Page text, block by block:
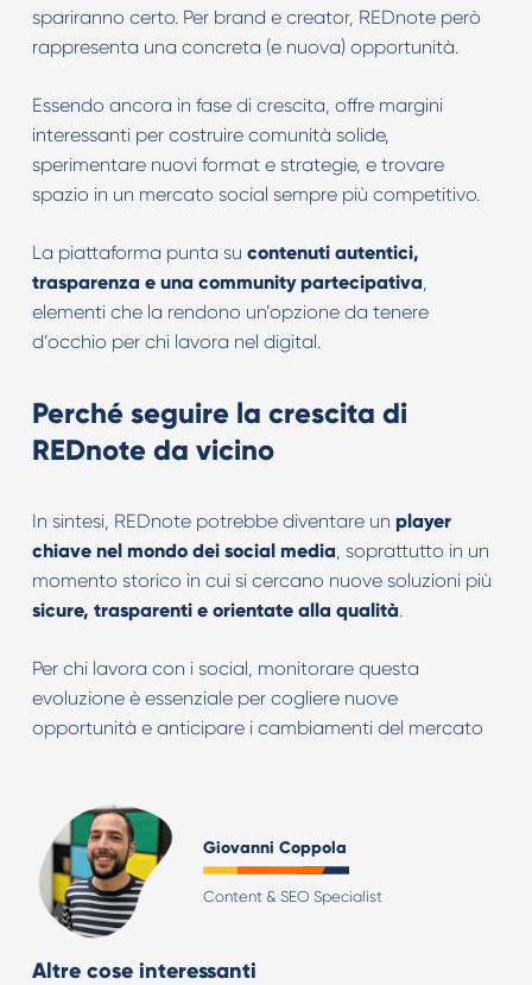
spariranno certo. Per brand e creator, REDnote però
rappresenta una concreta (e nuova) opportunità.
Essendo ancora in fase di crescita, offre margini
interessanti per costruire comunità solide,
sperimentare nuovi format e strategie, e trovare
spazio in un mercato social sempre più competitivo.
La piattaforma punta su contenuti autentici,
trasparenza e una community partecipativa,
elementi che la rendono un’opzione da tenere
d’occhio per chi lavora nel digital.
Perché seguire la crescita di
REDnote da vicino
In sintesi, REDnote potrebbe diventare un player
chiave nel mondo dei social media, soprattutto in un
momento storico in cui si cercano nuove soluzioni più
sicure, trasparenti e orientate alla qualità.
Per chi lavora con i social, monitorare questa
evoluzione è essenziale per cogliere nuove
opportunità e anticipare i cambiamenti del mercato
Giovanni Coppola
Content & SEO Specialist
Altre cose interessanti